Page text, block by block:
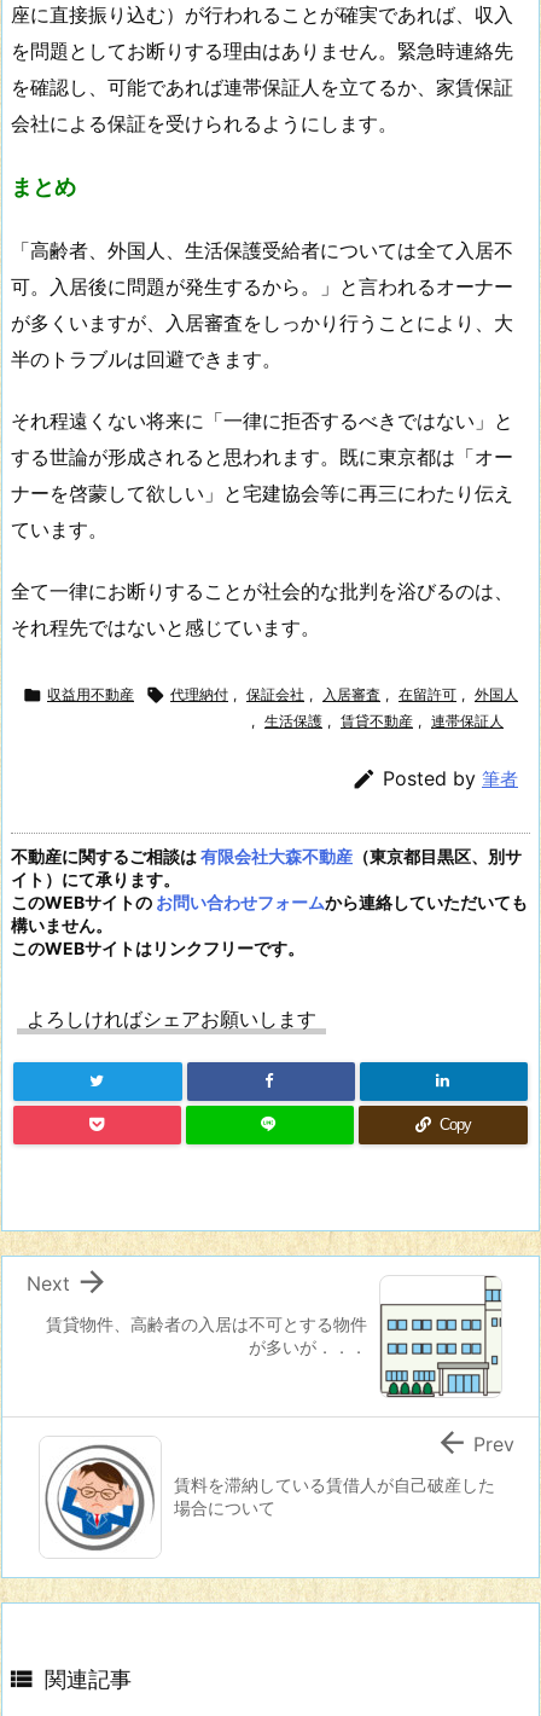
座に直接振り込む）が行われることが確実であれば、収入
を問題としてお断りする理由はありません。緊急時連絡先
を確認し、可能であれば連帯保証人を立てるか、家賃保証
会社による保証を受けられるようにします。
まとめ
「高齢者、外国人、生活保護受給者については全て入居不
可。入居後に問題が発生するから。」と言われるオーナー
が多くいますが、入居審査をしっかり行うことにより、大
半のトラブルは回避できます。
それ程遠くない将来に「一律に拒否するべきではない」と
する世論が形成されると思われます。既に東京都は「オー
ナーを啓蒙して欲しい」と宅建協会等に再三にわたり伝え
ています。
全て一律にお断りすることが社会的な批判を浴びるのは、
それ程先ではないと感じています。
 収益用不動産  代理納付 , 保証会社 , 入居審査 , 在留許可 , 外国人
, 生活保護 , 賃貸不動産 , 連帯保証人
 Posted by 筆者
不動産に関するご相談は有限会社大森不動産 （東京都目黒区、別サ
イト）にて承ります。
このWEBサイトの お問い合わせフォームから連絡していただいても
構いません。
このWEBサイトはリンクフリーです。
よろしければシェアお願いします
Copy
賃貸物件、高齢者の入居は不可とする物件
が多いが．．．

Next
賃料を滞納している賃借人が自己破産した
場合について
 Prev
 関連記事